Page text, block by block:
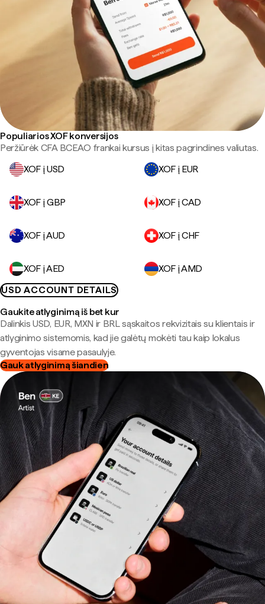
Populiarios XOF konversijos
Peržiūrėk CFA BCEAO frankai kursus į kitas pagrindines valiutas.
XOF į USD
XOF į EUR
XOF į GBP XOF į CAD
XOF į AUD XOF į CHF
XOF į AED
XOF į AMD
USD ACCOUNT DETAILS
Gaukite atlyginimą iš bet kur
Dalinkis USD, EUR, MXN ir BRL sąskaitos rekvizitais su klientais ir
atlyginimo sistemomis, kad jie galėtų mokėti tau kaip lokalus
gyventojas visame pasaulyje.
Gauk atlyginimą šiandien